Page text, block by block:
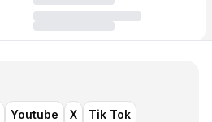
Youtube X
Tik Tok